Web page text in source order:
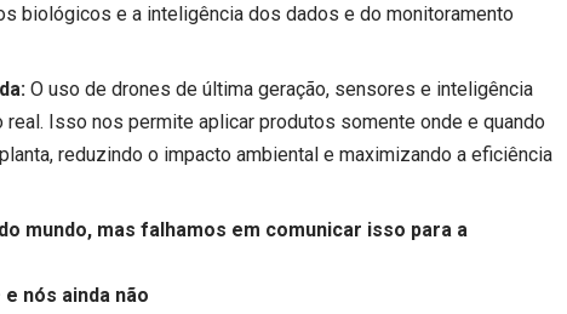
biológicos e a inteligência dos dados e do monitoramento
O uso de drones de última geração, sensores e inteligência
Isso nos permite aplicar produtos somente onde e quando
reduzindo o impacto ambiental e maximizando a eficiência
mundo, mas falhamos em comunicar isso para a
nós ainda não